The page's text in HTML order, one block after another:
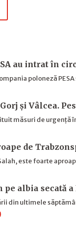
au intrat în
poloneză
și Vâlcea.
măsuri de urgență
de
este foarte
pe albia
din ultimele